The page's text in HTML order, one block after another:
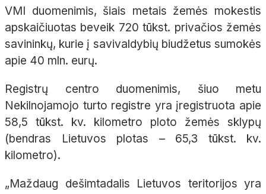
VMI duomenimis, šiais metais žemės mokestis
apskaičiuotas beveik 720 tūkst. privačios žemės
savininkų, kurie į savivaldybių biudžetus sumokės
apie 40 mln. eurų.
Registrų centro duomenimis, šiuo metu
Nekilnojamojo turto registre yra įregistruota apie
58,5 tūkst. kv. kilometro ploto žemės sklypų
(bendras Lietuvos plotas – 65,3 tūkst. kv.
kilometro).
„Maždaug dešimtadalis Lietuvos teritorijos yra